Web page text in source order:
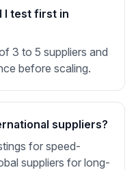
I test first in
3 to 5 suppliers and
before scaling.
suppliers?
for speed-
suppliers for long-